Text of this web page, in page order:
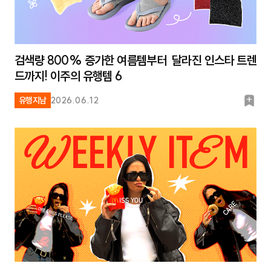
검색량 800% 증가한 여름템부터 달라진 인스타 트렌
드까지! 이주의 유행템 6
유행지남 2026.06.12
북
크